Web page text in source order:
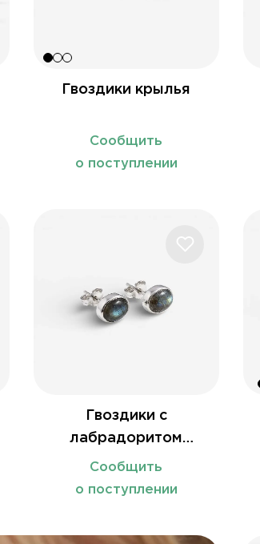
Гвоздики крылья
Сообщить
о поступлении
Гвоздики с
лабрадоритом
(овальные)
Сообщить
о поступлении